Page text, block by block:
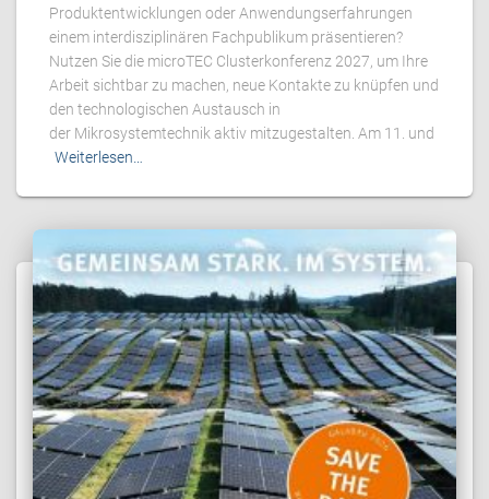
Produktentwicklungen oder Anwendungserfahrungen
einem interdisziplinären Fachpublikum präsentieren?
Nutzen Sie die microTEC Clusterkonferenz 2027, um Ihre
Arbeit sichtbar zu machen, neue Kontakte zu knüpfen und
den technologischen Austausch in
der Mikrosystemtechnik aktiv mitzugestalten. Am 11. und
Weiterlesen…